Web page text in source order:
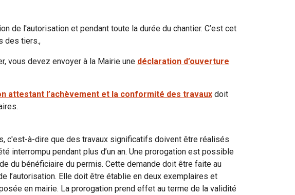
de l'autorisation et pendant toute la durée du chantier. C’est cet
des tiers.,
vous devez envoyer à la Mairie une déclaration d’ouverture
attestant l’achèvement et la conformité des travauxdoit
c'est-à-dire que des travaux significatifs doivent être réalisés
interrompu pendant plus d’un an. Une prorogation est possible
du bénéficiaire du permis. Cette demande doit être faite au
l’autorisation. Elle doit être établie en deux exemplaires et
en mairie. La prorogation prend effet au terme de la validité